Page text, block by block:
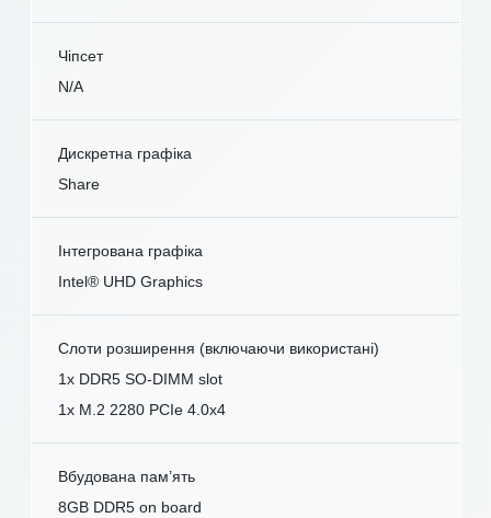
Чіпсет
N/A
Дискретна графіка
Share
Інтегрована графіка
Intel® UHD Graphics
Слоти розширення (включаючи використані)
1x DDR5 SO-DIMM slot
1x M.2 2280 PCIe 4.0x4
Вбудована пам’ять
8GB DDR5 on board